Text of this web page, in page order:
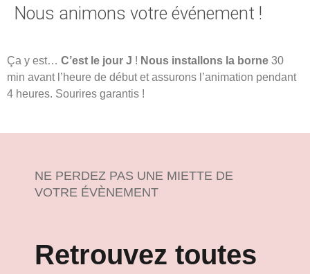
Nous animons votre événement !
Ça y est… C’est le jour J ! Nous installons la borne 30
min avant l’heure de début et assurons l’animation pendant
4 heures. Sourires garantis !
NE PERDEZ PAS UNE MIETTE DE
VOTRE ÉVÈNEMENT
Retrouvez toutes